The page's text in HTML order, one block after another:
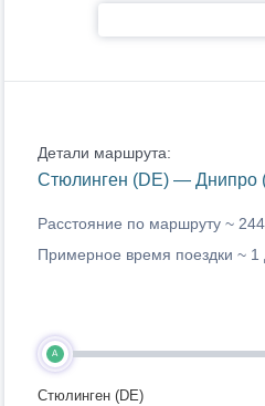
Детали маршрута:
Стюлинген (DE) — Днипро
Расстояние по маршруту ~
Примерное время поездки ~ 1
A
Стюлинген (DE)